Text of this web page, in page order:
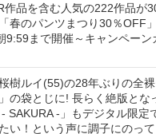
作品を含む人気の222作品が
春のパンツまつり30％OFF
9:59まで開催～キャンペーン
樹ルイ(55)の28年ぶりの全
の袋とじに! 長らく絶版とな
- SAKURA -」もデジタル限定
い！という声に調子にのっ